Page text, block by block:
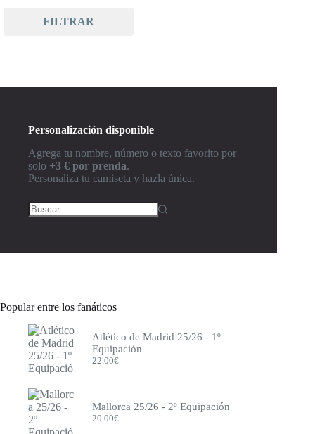
Benfica
Brasil
Chelsea
Club América
Colombia
Como
Crystal Palace
Fulham
Genoa
Getafe
Girona
Hamburgo
Inglaterra
Inter de Milán
Inter Miami
Italia
Japón
FILTRAR
Personalización disponible
Agrega tu nombre, número o texto favorito por
solo +3 € por prenda.
Personaliza tu camiseta y hazla única.
Popular entre los fanáticos
Atlético de Madrid 25/26 - 1º
Equipación
22.00€
Mallorca 25/26 - 2º Equipación
20.00€